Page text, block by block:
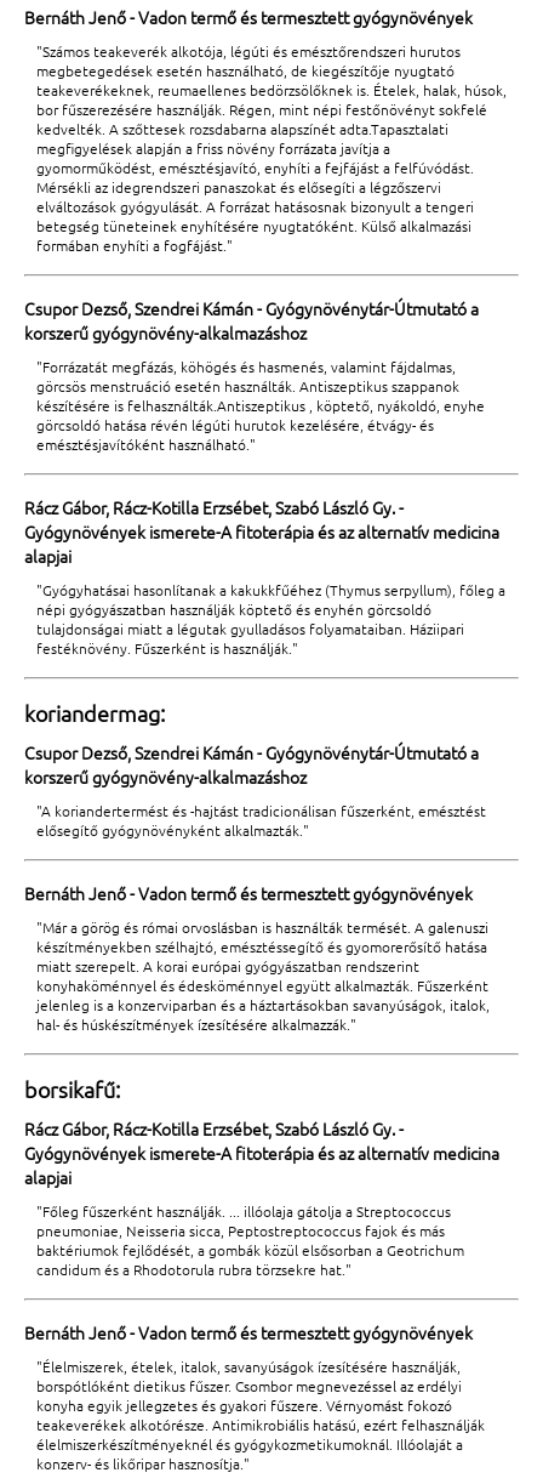
Bernáth Jenő - Vadon termő és termesztett gyógynövények
"Számos teakeverék alkotója, légúti és emésztőrendszeri hurutos
megbetegedések esetén használható, de kiegészítője nyugtató
teakeverékeknek, reumaellenes bedörzsölőknek is. Ételek, halak, húsok,
bor fűszerezésére használják. Régen, mint népi festőnövényt sokfelé
kedvelték. A szőttesek rozsdabarna alapszínét adta.Tapasztalati
megfigyelések alapján a friss növény forrázata javítja a
gyomorműködést, emésztésjavító, enyhíti a fejfájást a felfúvódást.
Mérsékli az idegrendszeri panaszokat és elősegíti a légzőszervi
elváltozások gyógyulását. A forrázat hatásosnak bizonyult a tengeri
betegség tüneteinek enyhítésére nyugtatóként. Külső alkalmazási
formában enyhíti a fogfájást."
Csupor Dezső, Szendrei Kámán - Gyógynövénytár-Útmutató a
korszerű gyógynövény-alkalmazáshoz
"Forrázatát megfázás, köhögés és hasmenés, valamint fájdalmas,
görcsös menstruáció esetén használták. Antiszeptikus szappanok
készítésére is felhasználták.Antiszeptikus , köptető, nyákoldó, enyhe
görcsoldó hatása révén légúti hurutok kezelésére, étvágy- és
emésztésjavítóként használható."
Rácz Gábor, Rácz-Kotilla Erzsébet, Szabó László Gy. -
Gyógynövények ismerete-A fitoterápia és az alternatív medicina
alapjai
"Gyógyhatásai hasonlítanak a kakukkfűéhez (Thymus serpyllum), főleg a
népi gyógyászatban használják köptető és enyhén görcsoldó
tulajdonságai miatt a légutak gyulladásos folyamataiban. Háziipari
festéknövény. Fűszerként is használják."
koriandermag:
Csupor Dezső, Szendrei Kámán - Gyógynövénytár-Útmutató a
korszerű gyógynövény-alkalmazáshoz
"A koriandertermést és -hajtást tradicionálisan fűszerként, emésztést
elősegítő gyógynövényként alkalmazták."
Bernáth Jenő - Vadon termő és termesztett gyógynövények
"Már a görög és római orvoslásban is használták termését. A galenuszi
készítményekben szélhajtó, emésztéssegítő és gyomorerősítő hatása
miatt szerepelt. A korai európai gyógyászatban rendszerint
konyhaköménnyel és édesköménnyel együtt alkalmazták. Fűszerként
jelenleg is a konzerviparban és a háztartásokban savanyúságok, italok,
hal- és húskészítmények ízesítésére alkalmazzák."
borsikafű:
Rácz Gábor, Rácz-Kotilla Erzsébet, Szabó László Gy. -
Gyógynövények ismerete-A fitoterápia és az alternatív medicina
alapjai
"Főleg fűszerként használják. ... illóolaja gátolja a Streptococcus
pneumoniae, Neisseria sicca, Peptostreptococcus fajok és más
baktériumok fejlődését, a gombák közül elsősorban a Geotrichum
candidum és a Rhodotorula rubra törzsekre hat."
Bernáth Jenő - Vadon termő és termesztett gyógynövények
"Élelmiszerek, ételek, italok, savanyúságok ízesítésére használják,
borspótlóként dietikus fűszer. Csombor megnevezéssel az erdélyi
konyha egyik jellegzetes és gyakori fűszere. Vérnyomást fokozó
teakeverékek alkotórésze. Antimikrobiális hatású, ezért felhasználják
élelmiszerkészítményeknél és gyógykozmetikumoknál. Illóolaját a
konzerv- és likőripar hasznosítja."